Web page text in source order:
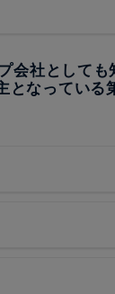
会社としても
となっている